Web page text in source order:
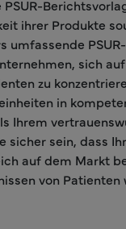
ihrer Produkte
umfassende
sich
zu
in
Ihrem
sicher sein, dass
auf dem Markt
von